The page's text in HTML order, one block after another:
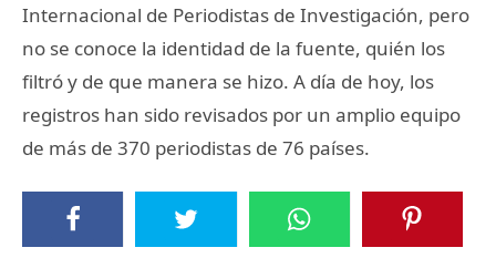
Internacional de Periodistas de Investigación, pero
no se conoce la identidad de la fuente, quién los
filtró y de que manera se hizo. A día de hoy, los
registros han sido revisados por un amplio equipo
de más de 370 periodistas de 76 países.